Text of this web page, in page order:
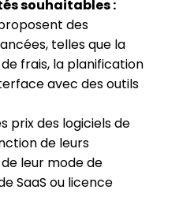
souhaitables :
des
telles que la
frais, la planification
avec des outils
prix des logiciels de
de leurs
leur mode de
SaaS ou licence